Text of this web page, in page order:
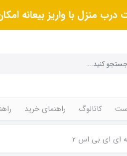
درب منزل با واریز بیعانه
ست کاتالوگ راهنمای خرید
ای ای بی اس 2